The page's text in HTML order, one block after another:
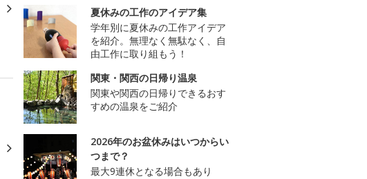
夏休みの工作のアイデア集
学年別に夏休みの工作アイデア
を紹介。無理なく無駄なく、自
由工作に取り組もう！
関東・関西の日帰り温泉
関東や関西の日帰りできるおす
すめの温泉をご紹介
2026年のお盆休みはいつからい
つまで？
最大9連休となる場合もあり